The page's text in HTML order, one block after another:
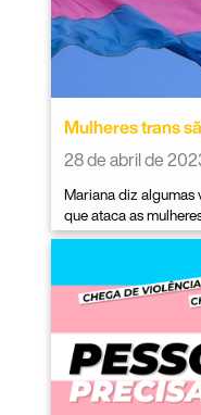
Mulheres trans
28 de abril de
Mariana diz
que ataca as